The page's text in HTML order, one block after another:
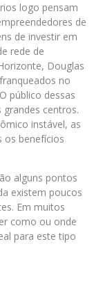
logo pensam
de
de investir em
rede de
Douglas
no
público dessas
centros.
instável, as
os benefícios
alguns pontos
existem poucos
Em muitos
como ou onde
para este tipo